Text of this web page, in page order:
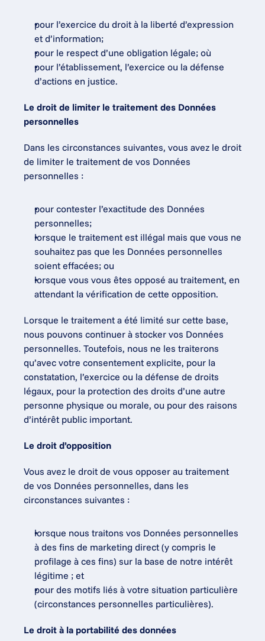
pour l’exercice du droit à la liberté d’expression
et d’information;
pour le respect d’une obligation légale; où
pour l’établissement, l’exercice ou la défense
d’actions en justice.
Le droit de limiter le traitement des Données
personnelles
Dans les circonstances suivantes, vous avez le droit
de limiter le traitement de vos Données
personnelles :
pour contester l’exactitude des Données
personnelles;
lorsque le traitement est illégal mais que vous ne
souhaitez pas que les Données personnelles
soient effacées; ou
lorsque vous vous êtes opposé au traitement, en
attendant la vérification de cette opposition.
Lorsque le traitement a été limité sur cette base,
nous pouvons continuer à stocker vos Données
personnelles. Toutefois, nous ne les traiterons
qu’avec votre consentement explicite, pour la
constatation, l’exercice ou la défense de droits
légaux, pour la protection des droits d’une autre
personne physique ou morale, ou pour des raisons
d’intérêt public important.
Le droit d’opposition
Vous avez le droit de vous opposer au traitement
de vos Données personnelles, dans les
circonstances suivantes :
lorsque nous traitons vos Données personnelles
à des fins de marketing direct (y compris le
profilage à ces fins) sur la base de notre intérêt
légitime ; et
pour des motifs liés à votre situation particulière
(circonstances personnelles particulières).
Le droit à la portabilité des données